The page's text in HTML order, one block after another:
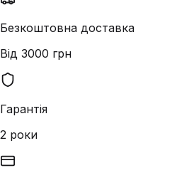
Безкоштовна доставка
Від 3000 грн
Гарантія
2 роки